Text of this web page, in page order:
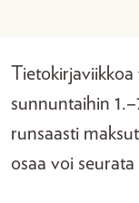
Tietokirjaviikkoa
sunnuntaihin
runsaasti
osaa voi seurata